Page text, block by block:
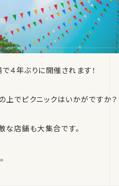
４年ぶりに開催されます！
上でピクニックはいかがですか？
店舗も大集合です。